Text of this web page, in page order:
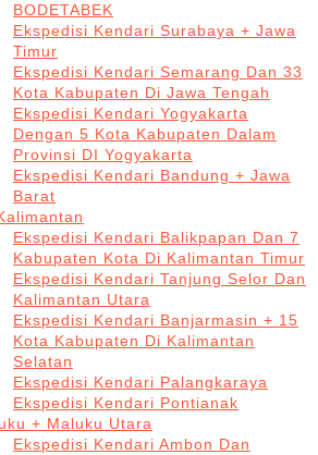
BODETABEK
Ekspedisi Kendari Surabaya + Jawa
Timur
Ekspedisi Kendari Semarang Dan 33
Kota Kabupaten Di Jawa Tengah
Ekspedisi Kendari Yogyakarta
Dengan 5 Kota Kabupaten Dalam
Provinsi DI Yogyakarta
Ekspedisi Kendari Bandung + Jawa
Barat
Ekspedisi Kendari Balikpapan Dan 7
Kabupaten Kota Di Kalimantan Timur
Ekspedisi Kendari Tanjung Selor Dan
Kalimantan Utara
Ekspedisi Kendari Banjarmasin + 15
Kota Kabupaten Di Kalimantan
Selatan
Ekspedisi Kendari Palangkaraya
Ekspedisi Kendari Pontianak
+ Maluku Utara
Ekspedisi Kendari Ambon Dan